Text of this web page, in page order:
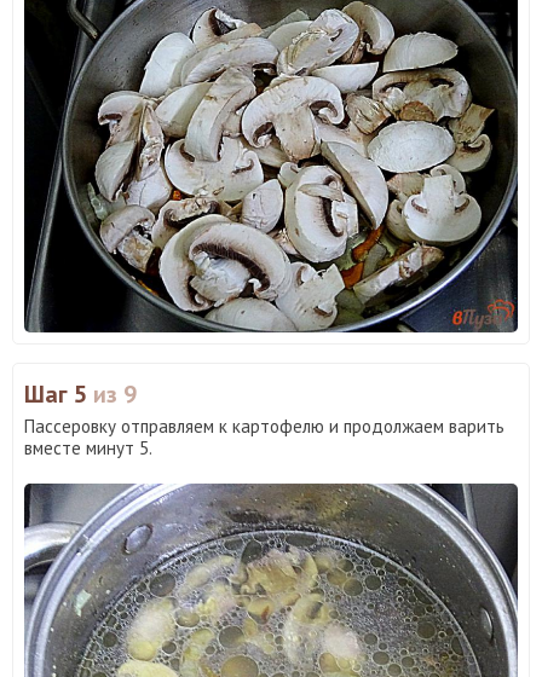
Шаг 5 из 9
Пассеровку отправляем к картофелю и продолжаем варить
вместе минут 5.